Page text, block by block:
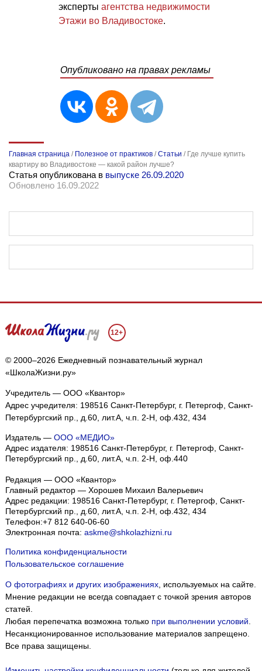
эксперты агентства недвижимости
Этажи во Владивостоке.
Опубликовано на правах рекламы
Главная страница / Полезное от практиков /Статьи / Где лучше купить
квартиру во Владивостоке — какой район лучше?
Статья опубликована в выпуске 26.09.2020
Обновлено 16.09.2022
12+
© 2000–2026 Ежедневный познавательный журнал
«ШколаЖизни.ру»
Учредитель — ООО «Квантор»
Адрес учредителя: 198516 Санкт-Петербург, г. Петергоф, Санкт-
Петербургский пр., д.60, лит.А, ч.п. 2-Н, оф.432, 434
Издатель — ООО «МЕДИО»
Адрес издателя: 198516 Санкт-Петербург, г. Петергоф, Санкт-
Петербургский пр., д.60, лит.А, ч.п. 2-Н, оф.440
Редакция — ООО «Квантор»
Главный редактор — Хорошев Михаил Валерьевич
Адрес редакции: 198516 Санкт-Петербург, г. Петергоф, Санкт-
Петербургский пр., д.60, лит.А, ч.п. 2-Н, оф.432, 434
Телефон:+7 812 640-06-60
Электронная почта: askme@shkolazhizni.ru
Политика конфиденциальности
Пользовательское соглашение
О фотографиях и других изображениях, используемых на сайте.
Мнение редакции не всегда совпадает с точкой зрения авторов
статей.
Любая перепечатка возможна только при выполнении условий.
Несанкционированное использование материалов запрещено.
Все права защищены.